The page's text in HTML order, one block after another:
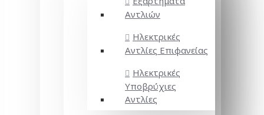
Αντλιών
Ηλεκτρικές
Αντλίες Επιφανείας
Ηλεκτρικές
Υποβρύχιες
Αντλίες